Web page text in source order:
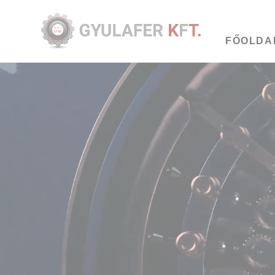
SINCE
1996